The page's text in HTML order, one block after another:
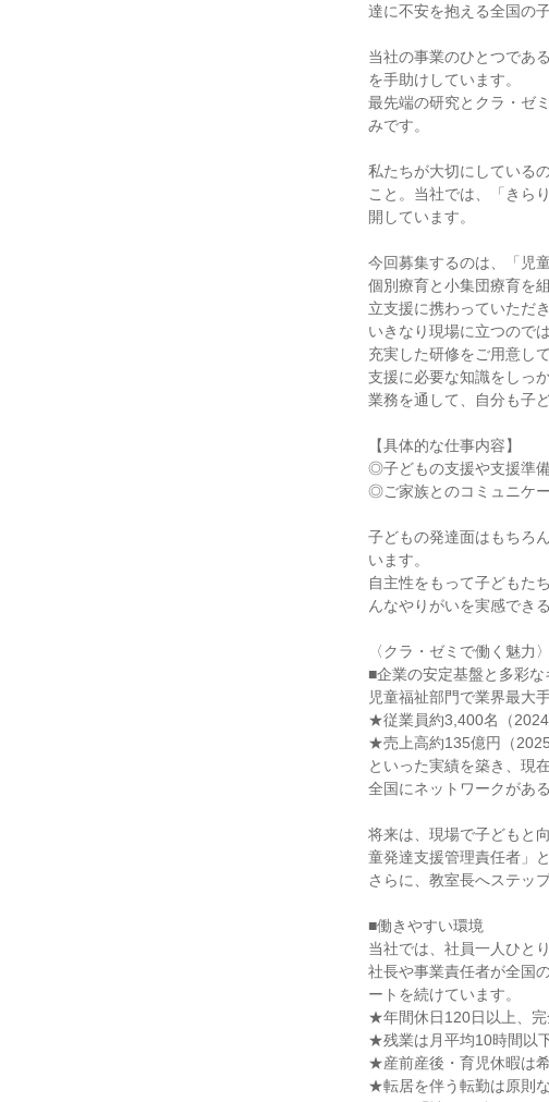
達に不安を抱える全国の
当社の事業のひとつであ
を手助けしています。
最先端の研究とクラ・ゼ
みです。
私たちが大切にしている
こと。当社では、「きら
開しています。
今回募集するのは、「児
個別療育と小集団療育を
立支援に携わっていただき
いきなり現場に立つので
充実した研修をご用意して
支援に必要な知識をしっ
業務を通して、自分も子
【具体的な仕事内容】
◎子どもの支援や支援準
◎ご家族とのコミュニケ
子どもの発達面はもちろ
います。
自主性をもって子どもた
んなやりがいを実感でき
〈クラ・ゼミで働く魅力〉
■企業の安定基盤と多彩な
児童福祉部門で業界最大
★従業員約3,400名（2024
★売上高約135億円（2025
といった実績を築き、現
全国にネットワークがあ
将来は、現場で子どもと
童発達支援管理責任者」
さらに、教室長へステッ
■働きやすい環境
当社では、社員一人ひと
社長や事業責任者が全国
ートを続けています。
★年間休日120日以上、完
★残業は月平均10時間以
★産前産後・育児休暇は
★転居を伴う転勤は原則